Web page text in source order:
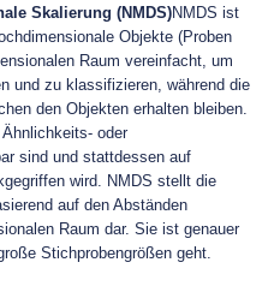
Skalierung (NMDS)NMDS ist
Objekte (Proben
Raum vereinfacht, um
und zu klassifizieren, während die
den Objekten erhalten bleiben.
oder
sind und stattdessen auf
wird. NMDS stellt die
auf den Abständen
Raum dar. Sie ist genauer
Stichprobengrößen geht.